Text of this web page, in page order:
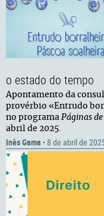
o estado do tempo
Apontamento da
provérbio «Entrudo
no programa Páginas
abril de 2025.
Inês Gama · 8 de abril de